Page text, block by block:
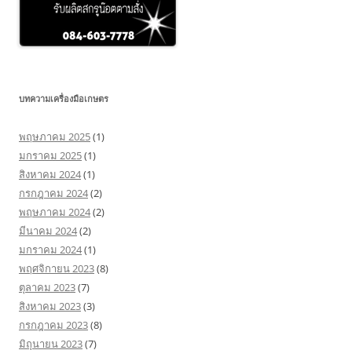
บทความเครื่องมือเกษตร
พฤษภาคม 2025(1)
มกราคม 2025(1)
สิงหาคม 2024(1)
กรกฎาคม 2024(2)
พฤษภาคม 2024(2)
มีนาคม 2024(2)
มกราคม 2024(1)
พฤศจิกายน 2023(8)
ตุลาคม 2023(7)
สิงหาคม 2023(3)
กรกฎาคม 2023(8)
มิถุนายน 2023(7)